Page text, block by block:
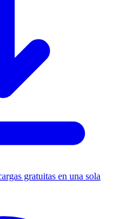
gratuitas en una sola